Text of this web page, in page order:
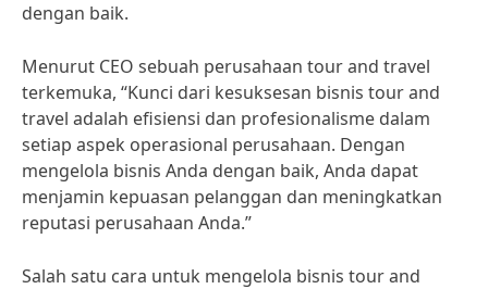
dengan baik.
Menurut CEO sebuah perusahaan tour and travel
terkemuka, “Kunci dari kesuksesan bisnis tour and
travel adalah efisiensi dan profesionalisme dalam
setiap aspek operasional perusahaan. Dengan
mengelola bisnis Anda dengan baik, Anda dapat
menjamin kepuasan pelanggan dan meningkatkan
reputasi perusahaan Anda.”
Salah satu cara untuk mengelola bisnis tour and